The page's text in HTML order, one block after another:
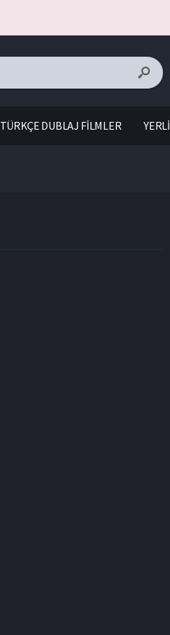
TÜRKÇE DUBLAJ FİLMLER